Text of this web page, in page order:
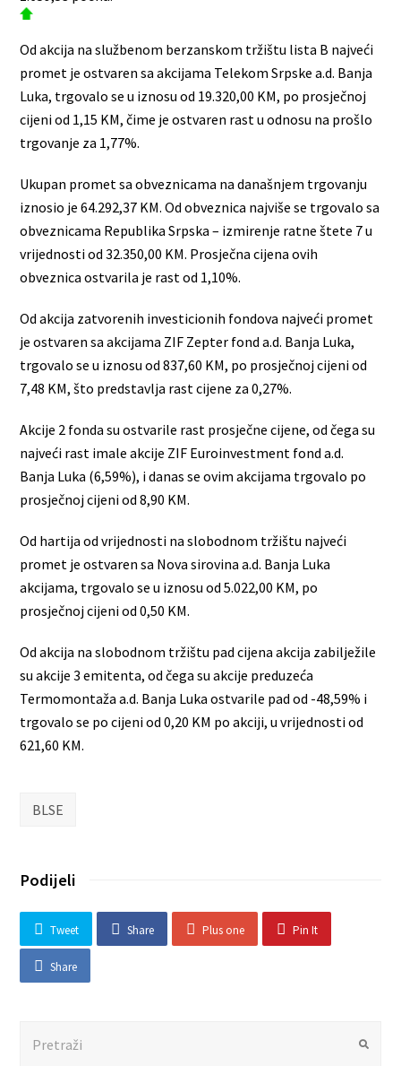
Od akcija na službenom berzanskom tržištu lista B najveći
promet je ostvaren sa akcijama Telekom Srpske a.d. Banja
Luka, trgovalo se u iznosu od 19.320,00 KM, po prosječnoj
cijeni od 1,15 KM, čime je ostvaren rast u odnosu na prošlo
trgovanje za 1,77%.
Ukupan promet sa obveznicama na današnjem trgovanju
iznosio je 64.292,37 KM. Od obveznica najviše se trgovalo sa
obveznicama Republika Srpska – izmirenje ratne štete 7 u
vrijednosti od 32.350,00 KM. Prosječna cijena ovih
obveznica ostvarila je rast od 1,10%.
Od akcija zatvorenih investicionih fondova najveći promet
je ostvaren sa akcijama ZIF Zepter fond a.d. Banja Luka,
trgovalo se u iznosu od 837,60 KM, po prosječnoj cijeni od
7,48 KM, što predstavlja rast cijene za 0,27%.
Akcije 2 fonda su ostvarile rast prosječne cijene, od čega su
najveći rast imale akcije ZIF Euroinvestment fond a.d.
Banja Luka (6,59%), i danas se ovim akcijama trgovalo po
prosječnoj cijeni od 8,90 KM.
Od hartija od vrijednosti na slobodnom tržištu najveći
promet je ostvaren sa Nova sirovina a.d. Banja Luka
akcijama, trgovalo se u iznosu od 5.022,00 KM, po
prosječnoj cijeni od 0,50 KM.
Od akcija na slobodnom tržištu pad cijena akcija zabilježile
su akcije 3 emitenta, od čega su akcije preduzeća
Termomontaža a.d. Banja Luka ostvarile pad od -48,59% i
trgovalo se po cijeni od 0,20 KM po akciji, u vrijednosti od
621,60 KM.
BLSE
Podijeli
Tweet Share Plus one Pin It
Share